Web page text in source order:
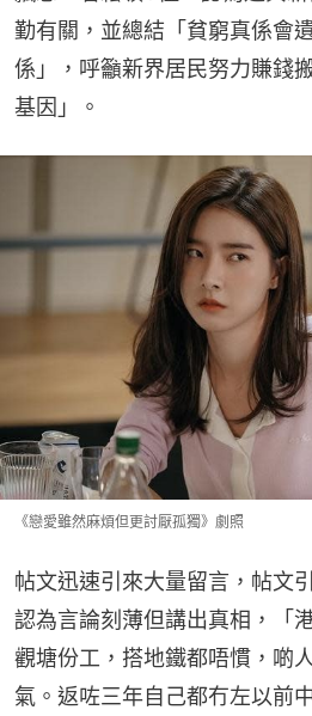
勤有關，並總結「貧窮真係會
係」，呼籲新界居民努力賺錢
基因」。
《戀愛雖然麻煩但更討厭孤獨》劇照
帖文迅速引來大量留言，帖文
認為言論刻薄但講出真相，「
觀塘份工，搭地鐵都唔慣，啲
氣。返咗三年自己都冇左以前